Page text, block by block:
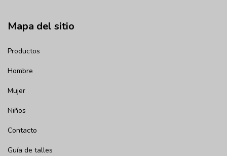
Mapa del sitio
Productos
Hombre
Mujer
Niños
Contacto
Guía de talles